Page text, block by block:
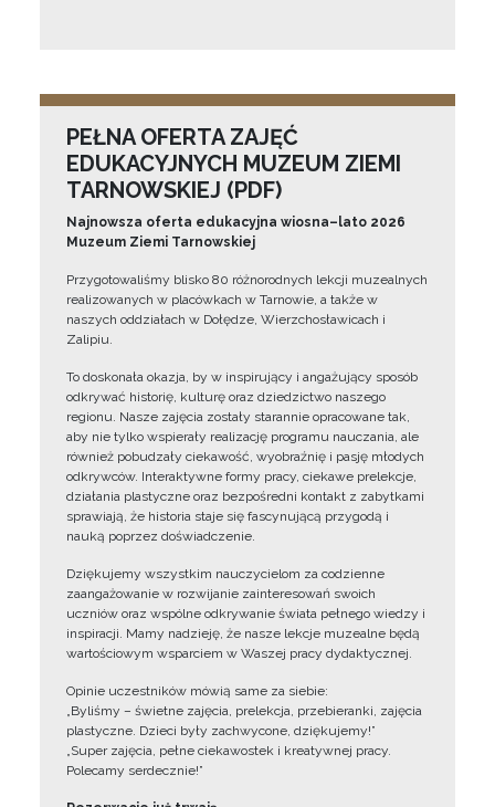
PEŁNA OFERTA ZAJĘĆ
EDUKACYJNYCH MUZEUM ZIEMI
TARNOWSKIEJ (PDF)
Najnowsza oferta edukacyjna wiosna–lato 2026
Muzeum Ziemi Tarnowskiej
Przygotowaliśmy blisko 80 różnorodnych lekcji muzealnych
realizowanych w placówkach w Tarnowie, a także w
naszych oddziałach w Dołędze, Wierzchosławicach i
Zalipiu.
To doskonała okazja, by w inspirujący i angażujący sposób
odkrywać historię, kulturę oraz dziedzictwo naszego
regionu. Nasze zajęcia zostały starannie opracowane tak,
aby nie tylko wspierały realizację programu nauczania, ale
również pobudzały ciekawość, wyobraźnię i pasję młodych
odkrywców. Interaktywne formy pracy, ciekawe prelekcje,
działania plastyczne oraz bezpośredni kontakt z zabytkami
sprawiają, że historia staje się fascynującą przygodą i
nauką poprzez doświadczenie.
Dziękujemy wszystkim nauczycielom za codzienne
zaangażowanie w rozwijanie zainteresowań swoich
uczniów oraz wspólne odkrywanie świata pełnego wiedzy i
inspiracji. Mamy nadzieję, że nasze lekcje muzealne będą
wartościowym wsparciem w Waszej pracy dydaktycznej.
Opinie uczestników mówią same za siebie:
„Byliśmy – świetne zajęcia, prelekcja, przebieranki, zajęcia
plastyczne. Dzieci były zachwycone, dziękujemy!”
„Super zajęcia, pełne ciekawostek i kreatywnej pracy.
Polecamy serdecznie!”